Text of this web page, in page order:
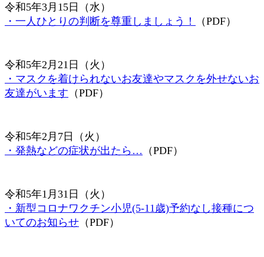
令和5年3月15日（水）
・一人ひとりの判断を尊重しましょう！
（PDF）
令和5年2月21日（火）
・マスクを着けられないお友達やマスクを外せないお
友達がいます （PDF）
令和5年2月7日（火）
・発熱などの症状が出たら… （PDF）
令和5年1月31日（火）
・新型コロナワクチン小児(5-11歳)予約なし接種につ
いてのお知らせ （PDF）